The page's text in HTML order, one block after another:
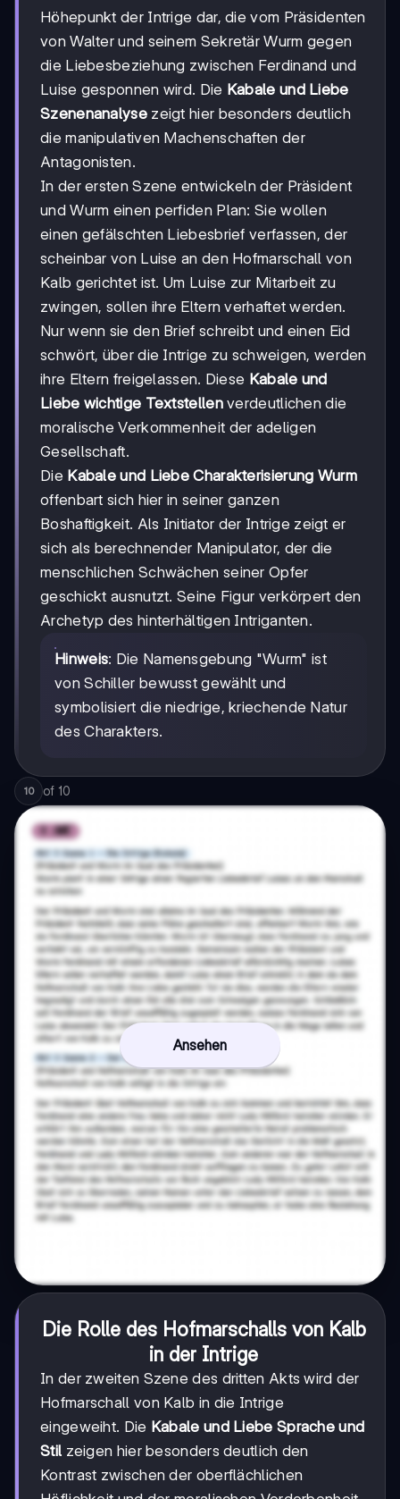
Höhepunkt der Intrige dar, die vom Präsidenten
von Walter und seinem Sekretär Wurm gegen
die Liebesbeziehung zwischen Ferdinand und
Luise gesponnen wird. Die Kabale und Liebe
Szenenanalysezeigt hier besonders deutlich
die manipulativen Machenschaften der
Antagonisten.
In der ersten Szene entwickeln der Präsident
und Wurm einen perfiden Plan: Sie wollen
einen gefälschten Liebesbrief verfassen, der
scheinbar von Luise an den Hofmarschall von
Kalb gerichtet ist. Um Luise zur Mitarbeit zu
zwingen, sollen ihre Eltern verhaftet werden.
Nur wenn sie den Brief schreibt und einen Eid
schwört, über die Intrige zu schweigen, werden
ihre Eltern freigelassen. Diese Kabale und
Liebe wichtige Textstellenverdeutlichen die
moralische Verkommenheit der adeligen
Gesellschaft.
Die Kabale und Liebe Charakterisierung Wurm
offenbart sich hier in seiner ganzen
Boshaftigkeit. Als Initiator der Intrige zeigt er
sich als berechnender Manipulator, der die
menschlichen Schwächen seiner Opfer
geschickt ausnutzt. Seine Figur verkörpert den
Archetyp des hinterhältigen Intriganten.
Hinweis: Die Namensgebung "Wurm" ist
von Schiller bewusst gewählt und
symbolisiert die niedrige, kriechende Natur
des Charakters.
10 of 10
Ansehen
Die Rolle des Hofmarschalls von Kalb
in der Intrige
In der zweiten Szene des dritten Akts wird der
Hofmarschall von Kalb in die Intrige
eingeweiht. Die Kabale und Liebe Sprache und
Stil zeigen hier besonders deutlich den
Kontrast zwischen der oberflächlichen